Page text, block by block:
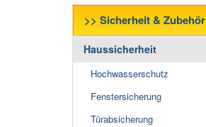
>> Sicherheit & Zubehör
Haussicherheit
Hochwasserschutz
Fenstersicherung
Türabsicherung